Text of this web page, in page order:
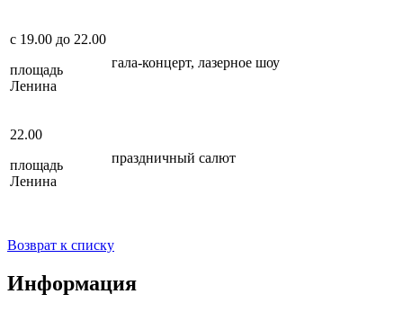
с 19.00 до 22.00
площадь
Ленина
гала-концерт, лазерное шоу
22.00
площадь
Ленина
праздничный салют
Возврат к списку
Информация